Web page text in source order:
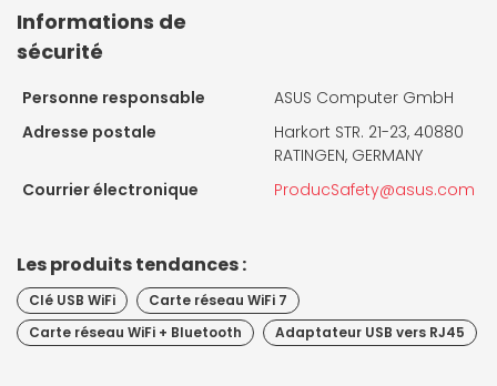
Informations de
sécurité
Personne responsable
ASUS Computer GmbH
Adresse postale
Harkort STR. 21-23, 40880
RATINGEN, GERMANY
Courrier électronique
ProducSafety@asus.com
Les produits tendances :
Clé USB WiFi
Carte réseau WiFi 7
Carte réseau WiFi + Bluetooth
Adaptateur USB vers RJ45